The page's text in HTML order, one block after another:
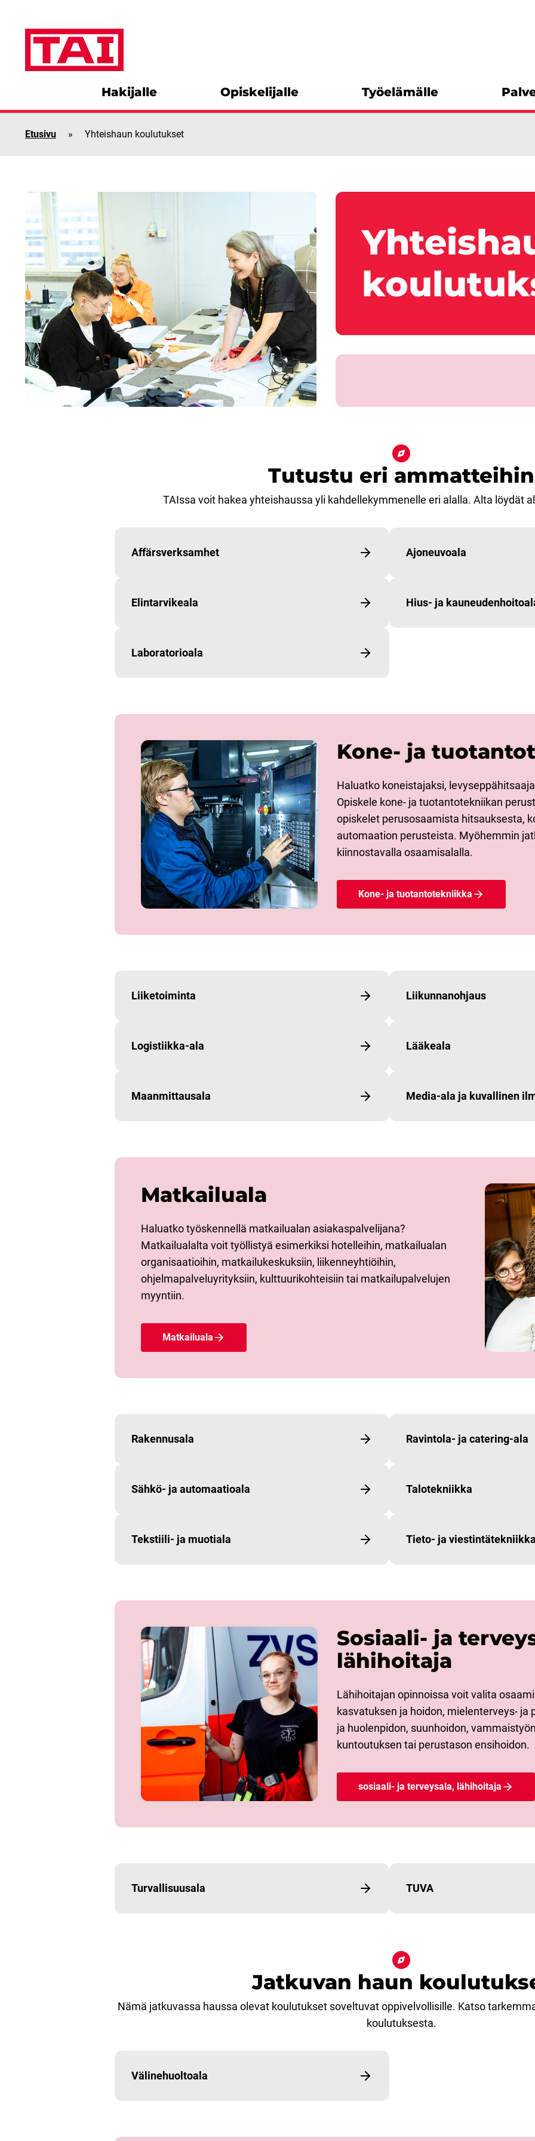
Hakijalle Opiskelijalle Työelämälle
Etusivu » Yhteishaun koulutukset
Tutustu eri ammatteihin
TAIssa voit hakea yhteishaussa yli kahdellekymmenelle eri alalla. Alta löydät
Affärsverksamhet Ajoneuvoala
Elintarvikeala Hius- ja
Laboratorioala
Kone- ja
Haluatko koneistajaksi,
Opiskele kone- ja tuotantotekniikan
opiskelet perusosaamista hitsauksesta,
automaation perusteista. Myöhemmin
kiinnostavalla osaamisalalla.
Kone- ja tuotantotekniikka
Liiketoiminta Liikunnanohjaus
Logistiikka-ala Lääkeala
Maanmittausala Media-ala ja kuvallinen
Matkailuala
Haluatko työskennellä matkailualan asiakaspalvelijana?
Matkailualalta voit työllistyä esimerkiksi hotelleihin, matkailualan
organisaatioihin, matkailukeskuksiin, liikenneyhtiöihin,
ohjelmapalveluyrityksiin, kulttuurikohteisiin tai matkailupalvelujen
myyntiin.
Matkailuala
Rakennusala Ravintola- ja catering-ala
Sähkö- ja automaatioala Talotekniikka
Tekstiili- ja muotiala Tieto- ja
Sosiaali- ja
lähihoitaja
Lähihoitajan opinnoissa voit valita
kasvatuksen ja hoidon, mielenterveys- ja
ja huolenpidon, suunhoidon,
kuntoutuksen tai perustason ensihoidon.
sosiaali- ja terveysala, lähihoitaja
Turvallisuusala TUVA
Jatkuvan haun
Nämä jatkuvassa haussa olevat koulutukset soveltuvat oppivelvollisille. Katso
koulutuksesta.
Välinehuoltoala